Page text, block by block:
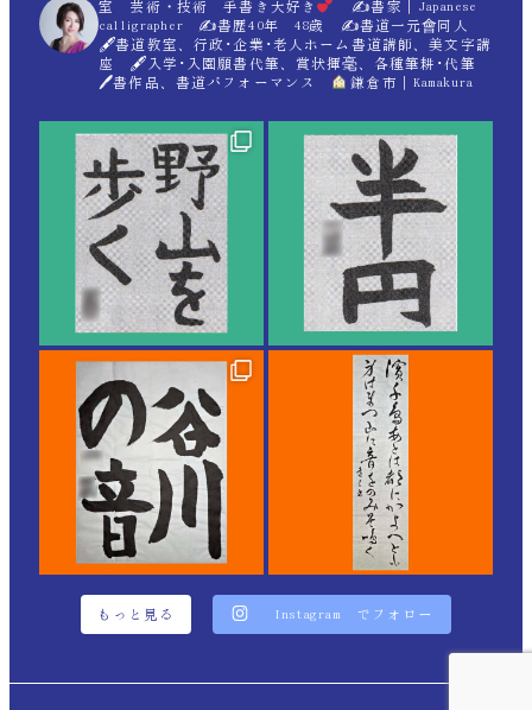
室 芸術・技術 手書き大好き
✍書家｜Japanese
calligrapher ✍書歴40年 48歳 ✍書道一元會同人
🖋書道教室、行政･企業･老人ホーム書道講師、美文字講
座 🖋入学･入園願書代筆、賞状揮毫、各種筆耕･代筆
🖊書作品、書道パフォーマンス
鎌倉市｜Kamakura
もっと見る Instagram でフォロー